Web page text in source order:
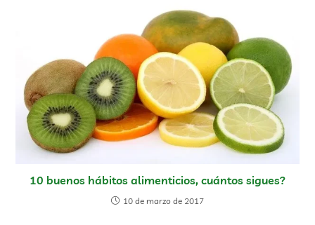
10 buenos hábitos alimenticios, cuántos sigues?
10 de marzo de 2017